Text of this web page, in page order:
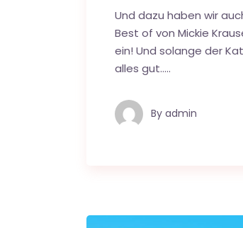
Und dazu haben wir
Best of von Mickie
ein! Und solange der
alles gut…..
By admin